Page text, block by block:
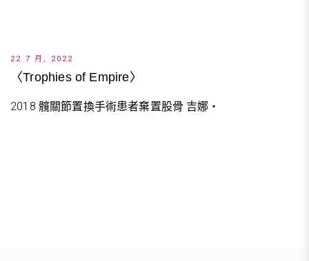
22 7 月, 2022
〈Trophies of Empire〉
2018 髖關節置換手術患者棄置股骨 吉娜・